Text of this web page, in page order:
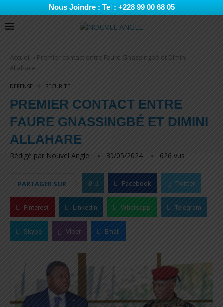
Nous Joindre : Tel : +228 99 00 68 05
Accueil » Premier contact entre Faure Gnassingbé et Dimini
Allahare
DEFENSE SECURITE
PREMIER CONTACT ENTRE
FAURE GNASSINGBÉ ET DIMINI
ALLAHARE
Rédigé par Nouvel Angle 30/05/2024 626 vus
PARTAGER SUR 0 Facebook Twitter
Pinterest Linkedin Whatsapp Telegram
Skype Viber Email